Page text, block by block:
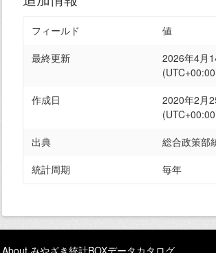
フィールド
値
最終更新
2026年4月
作成日
2020年2月
出典
総合政策部
統計周期
毎年
About みやざき統計BOXデータカタログ